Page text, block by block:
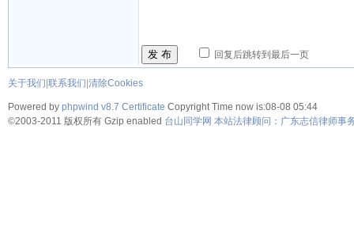
发 布 回复后跳转到最后一页
关于我们 联系我们 清除Cookies
Powered by phpwind v8.7 Certificate Copyright Time now is:08-08 05:44
©2003-2011 版权所有 Gzip enabled 台山同学网 本站法律顾问：广东志信律师事